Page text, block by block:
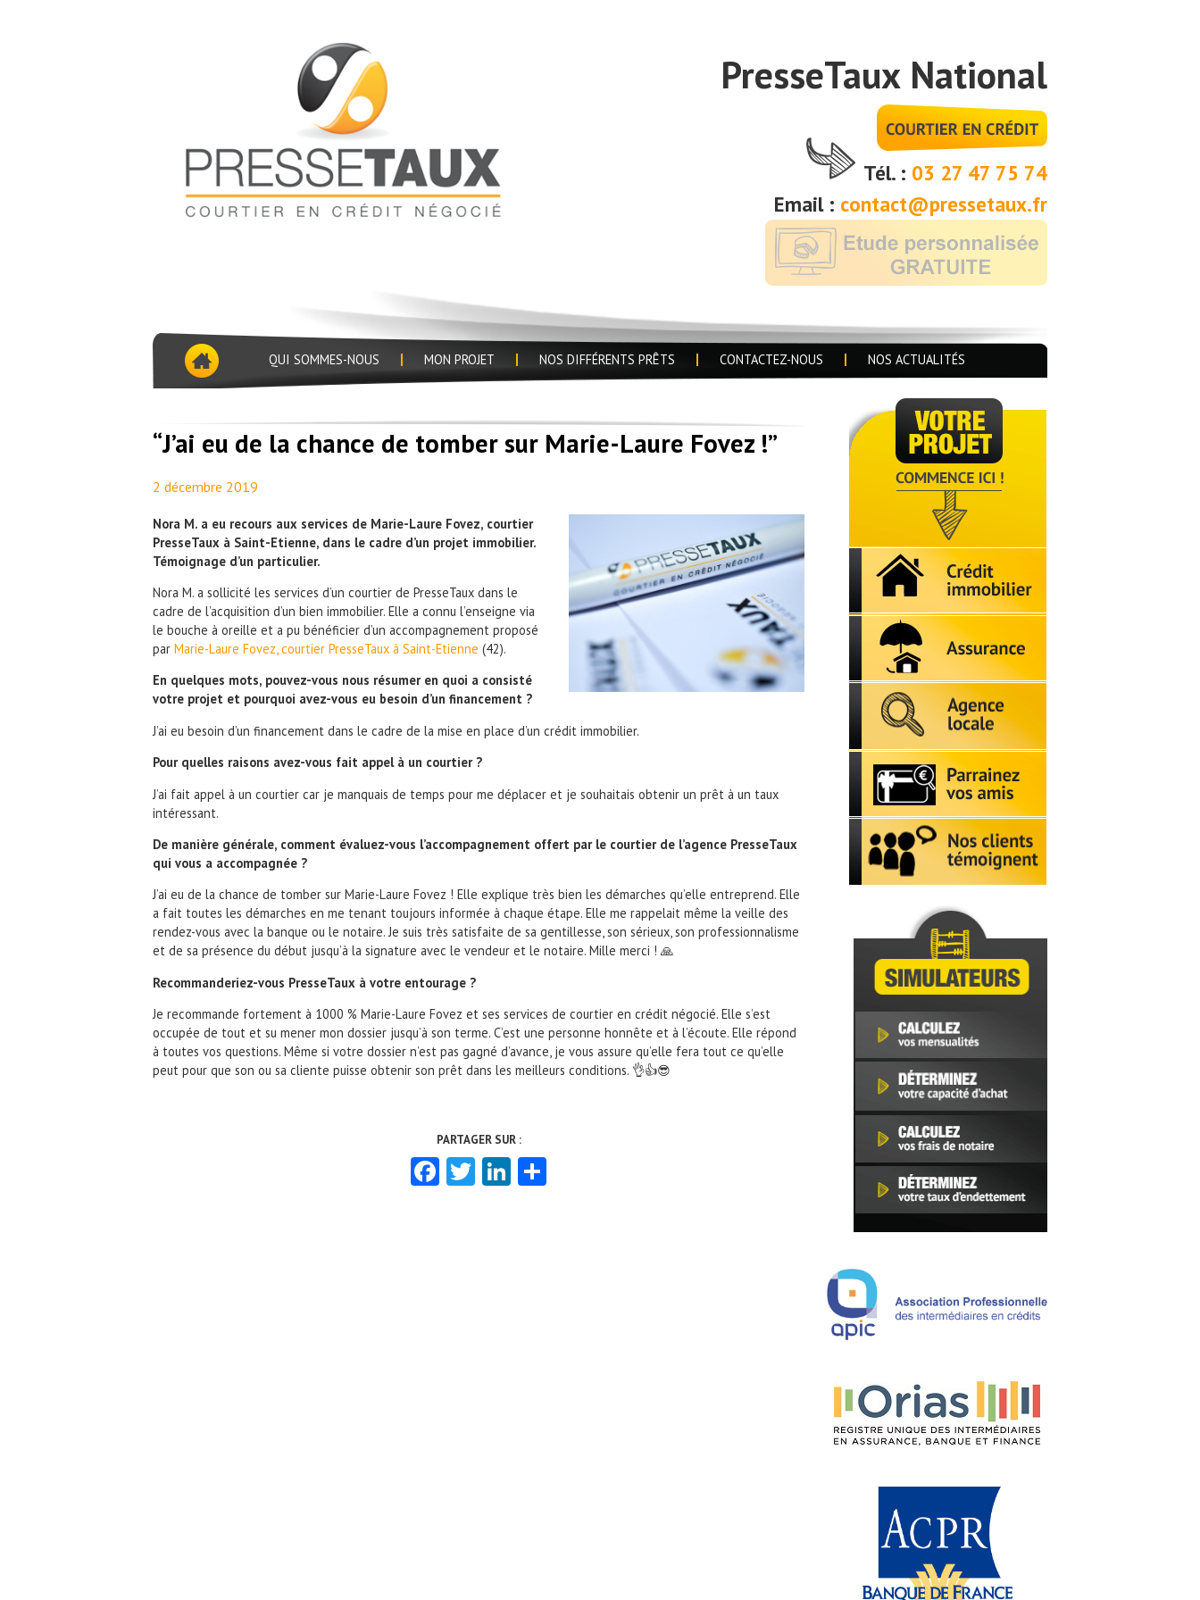
PresseTaux National
Tél. : 03 27 47 75 74
Email : contact@pressetaux.fr
QUI SOMMES-NOUS MON PROJET NOS DIFFÉRENTS PRÊTS CONTACTEZ-NOUS NOS ACTUALITÉS
“J’ai eu de la chance de tomber sur Marie-Laure Fovez !”
2 décembre 2019
Nora M. a eu recours aux services de Marie-Laure Fovez, courtier
PresseTaux à Saint-Etienne, dans le cadre d’un projet immobilier.
Témoignage d’un particulier.
Nora M. a sollicité les services d’un courtier de PresseTaux dans le
cadre de l’acquisition d’un bien immobilier. Elle a connu l’enseigne via
le bouche à oreille et a pu bénéficier d’un accompagnement proposé
par Marie-Laure Fovez, courtier PresseTaux à Saint-Etienne (42).
En quelques mots, pouvez-vous nous résumer en quoi a consisté
votre projet et pourquoi avez-vous eu besoin d’un financement ?
J’ai eu besoin d’un financement dans le cadre de la mise en place d’un crédit immobilier.
Pour quelles raisons avez-vous fait appel à un courtier ?
J’ai fait appel à un courtier car je manquais de temps pour me déplacer et je souhaitais obtenir un prêt à un taux
intéressant.
De manière générale, comment évaluez-vous l’accompagnement offert par le courtier de l’agence PresseTaux
qui vous a accompagnée ?
J’ai eu de la chance de tomber sur Marie-Laure Fovez ! Elle explique très bien les démarches qu’elle entreprend. Elle
a fait toutes les démarches en me tenant toujours informée à chaque étape. Elle me rappelait même la veille des
rendez-vous avec la banque ou le notaire. Je suis très satisfaite de sa gentillesse, son sérieux, son professionnalisme
et de sa présence du début jusqu’à la signature avec le vendeur et le notaire. Mille merci ! 🙏
Recommanderiez-vous PresseTaux à votre entourage ?
Je recommande fortement à 1000 % Marie-Laure Fovez et ses services de courtier en crédit négocié. Elle s’est
occupée de tout et su mener mon dossier jusqu’à son terme. C’est une personne honnête et à l’écoute. Elle répond
à toutes vos questions. Même si votre dossier n’est pas gagné d’avance, je vous assure qu’elle fera tout ce qu’elle
peut pour que son ou sa cliente puisse obtenir son prêt dans les meilleurs conditions. 👌👍😎
Facebook
TwitterLinkedIn